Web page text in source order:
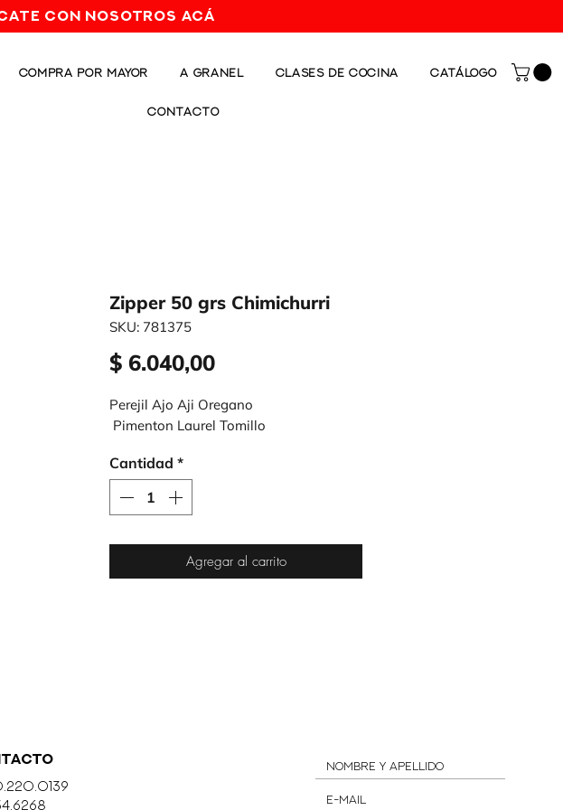
con nosotros acá
COMPRA POR MAYOR A GRANEL CLASES DE COCINA CATÁLOGO
CONTACTO
Zipper 50 grs Chimichurri
SKU: 781375
$ 6.040,00Precio
Perejil Ajo Aji Oregano
Pimenton Laurel Tomillo
Cantidad *
Agregar al carrito